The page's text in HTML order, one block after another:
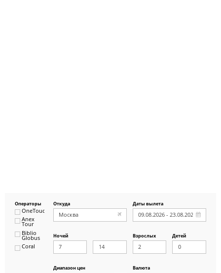
Операторы
OneTouch&Travel
Anex
Tour
Biblio
Globus
Coral
Откуда Даты вылета
Ночей Взрослых Детей
Диапазон цен
Валюта